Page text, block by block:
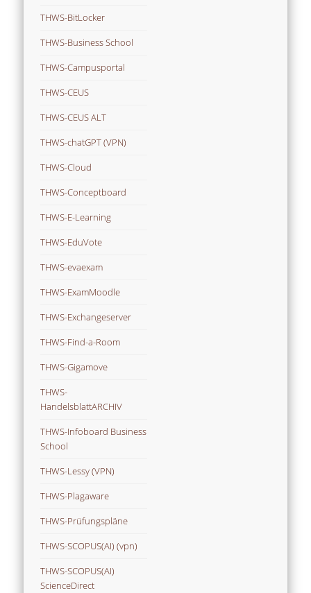
THWS-BitLocker
THWS-Business School
THWS-Campusportal
THWS-CEUS
THWS-CEUS ALT
THWS-chatGPT (VPN)
THWS-Cloud
THWS-Conceptboard
THWS-E-Learning
THWS-EduVote
THWS-evaexam
THWS-ExamMoodle
THWS-Exchangeserver
THWS-Find-a-Room
THWS-Gigamove
THWS-
HandelsblattARCHIV
THWS-Infoboard Business
School
THWS-Lessy (VPN)
THWS-Plagaware
THWS-Prüfungspläne
THWS-SCOPUS(AI) (vpn)
THWS-SCOPUS(AI)
ScienceDirect